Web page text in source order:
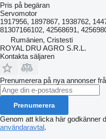
Pris på begäran
Servomotor
1917956, 1897867, 1938762,
81307166102, 42568691,
Rumänien, Cristesti
ROYAL DRU AGRO S.R.L.
Kontakta säljaren
Prenumerera på nya annonser
Prenumerera
Genom att klicka här godkänner
användaravtal.